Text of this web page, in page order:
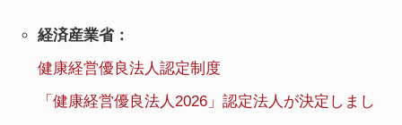
経済産業省：
健康経営優良法人認定制度
「健康経営優良法人2026」認定法人が決定しまし